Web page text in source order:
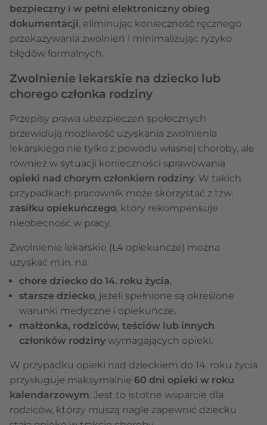
bezpieczny i w pełni elektroniczny obieg
dokumentacji, eliminując konieczność ręcznego
przekazywania zwolnień i minimalizując ryzyko
błędów formalnych.
Zwolnienie lekarskie na dziecko lub
chorego członka rodziny
Przepisy prawa ubezpieczeń społecznych
przewidują możliwość uzyskania zwolnienia
lekarskiego nie tylko z powodu własnej choroby, ale
również w sytuacji konieczności sprawowania
opieki nad chorym członkiem rodziny. W takich
przypadkach pracownik może skorzystać z tzw.
zasiłku opiekuńczego, który rekompensuje
nieobecność w pracy.
Zwolnienie lekarskie (L4 opiekuńcze) można
uzyskać m.in. na:
chore dziecko do 14. roku życia,
starsze dziecko, jeżeli spełnione są określone
warunki medyczne i opiekuńcze,
małżonka, rodziców, teściów lub innych
członków rodziny wymagających opieki.
W przypadku opieki nad dzieckiem do 14. roku życia
przysługuje maksymalnie 60 dni opieki w roku
kalendarzowym. Jest to istotne wsparcie dla
rodziców, którzy muszą nagle zapewnić dziecku